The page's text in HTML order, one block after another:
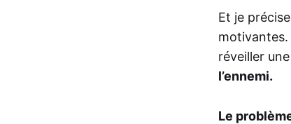
Et je
motivantes.
réveiller
l’ennemi.
Le